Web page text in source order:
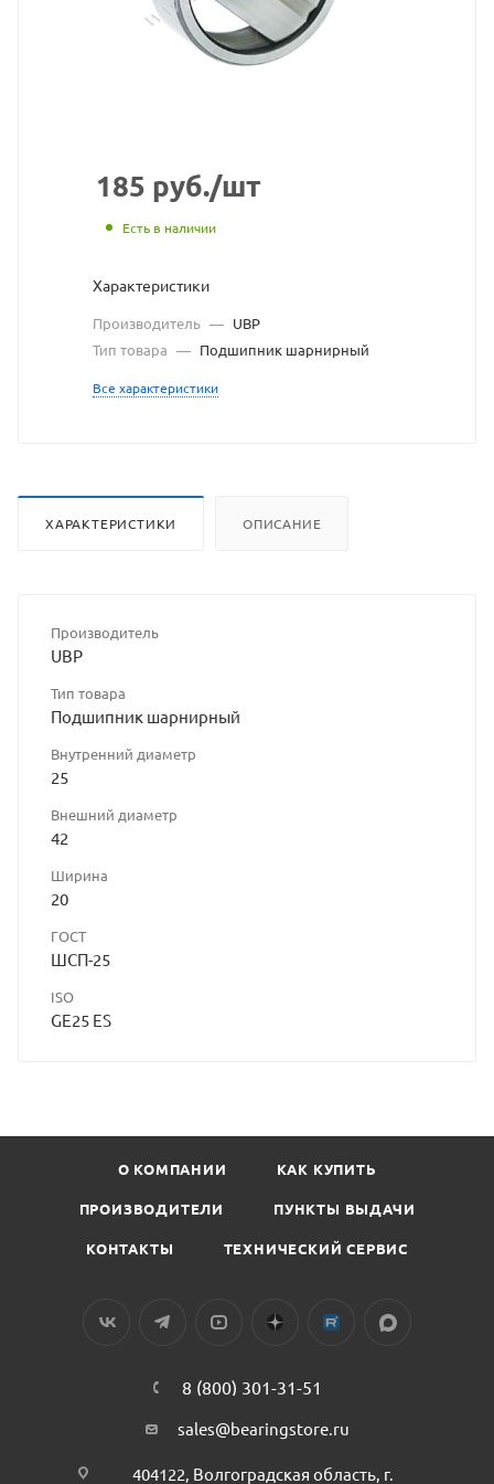
185 руб./шт
Есть в наличии
Характеристики
Производитель — UBP
Тип товара — Подшипник шарнирный
Все характеристики
ХАРАКТЕРИСТИКИ ОПИСАНИЕ
Производитель
UBP
Тип товара
Подшипник шарнирный
Внутренний диаметр
25
Внешний диаметр
42
Ширина
20
ГОСТ
ШСП-25
ISO
GE25 ES
О КОМПАНИИ КАК КУПИТЬ
ПРОИЗВОДИТЕЛИ ПУНКТЫ ВЫДАЧИ
КОНТАКТЫ ТЕХНИЧЕСКИЙ СЕРВИС
8 (800) 301-31-51
sales@bearingstore.ru
404122, Волгоградская область, г.